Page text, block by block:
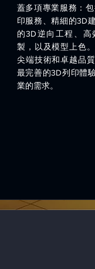
蓋多項專業服務：
印服務、精細的3D
的3D逆向工程、高
製，以及模型上色
尖端技術和卓越品
最完善的3D列印體
業的需求。